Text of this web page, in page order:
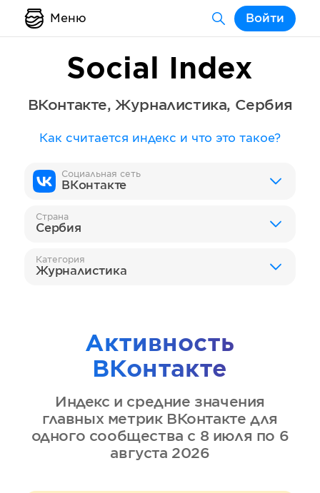
Меню Войти
Social Index
ВКонтакте,Журналистика, Сербия
Как считается индекс и что это такое?
Социальная сеть
ВКонтакте
Страна
Сербия
Категория
Журналистика
Активность
ВКонтакте
Индекс и средние значения
главных метрик ВКонтакте для
одного сообщества с 8 июля по 6
августа 2026